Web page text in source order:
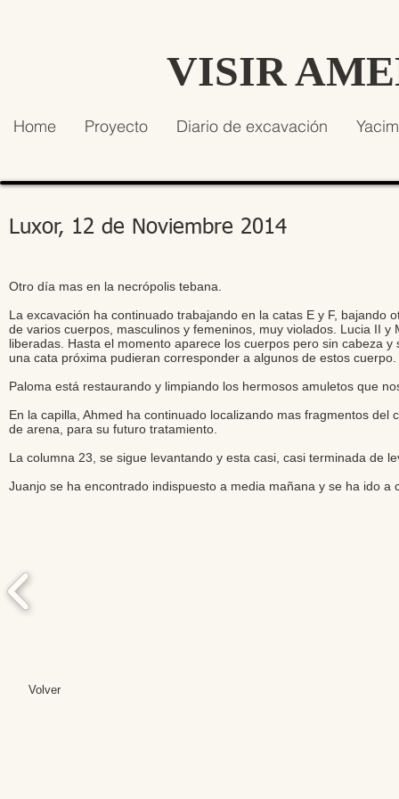
VISIR
Home Proyecto Diario de excavación
Luxor, 12 de Noviembre 2014
Otro día mas en la necrópolis tebana.
La excavación ha continuado trabajando en la catas E y F,
de varios cuerpos, masculinos y femeninos, muy violados. Lucia II
liberadas. Hasta el momento aparece los cuerpos pero sin cabeza
una cata próxima pudieran corresponder a algunos de estos cuerpo.
Paloma está restaurando y limpiando los hermosos amuletos que
En la capilla, Ahmed ha continuado localizando mas fragmentos
de arena, para su futuro tratamiento.
La columna 23, se sigue levantando y esta casi, casi terminada de
Juanjo se ha encontrado indispuesto a media mañana y se ha ido
Volver